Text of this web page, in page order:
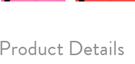
Product Details